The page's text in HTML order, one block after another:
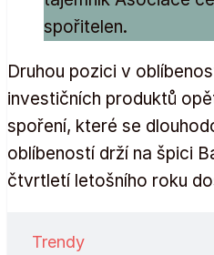
spořitelen.
Druhou pozici v
investičních produktů
spoření, které se
oblíbeností drží na špici
čtvrtletí letošního roku
Trendy